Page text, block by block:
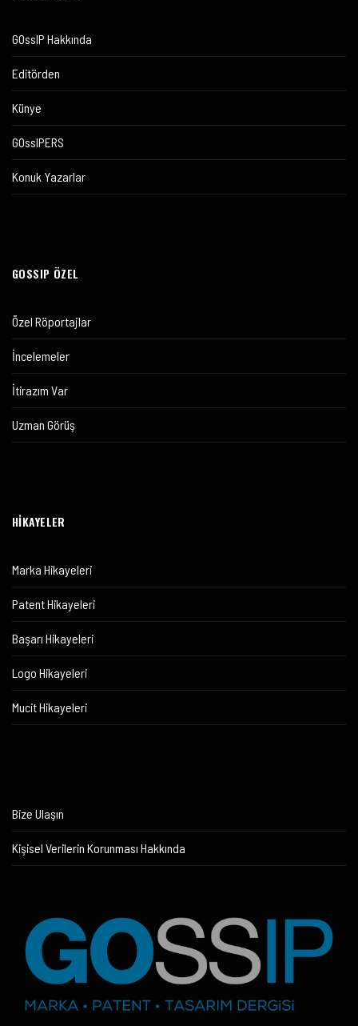
GOssIP Hakkında
Editörden
Künye
GOssIPERS
Konuk Yazarlar
GOSSIP ÖZEL
Özel Röportajlar
İncelemeler
İtirazım Var
Uzman Görüş
HİKAYELER
Marka Hikayeleri
Patent Hikayeleri
Başarı Hikayeleri
Logo Hikayeleri
Mucit Hikayeleri
Bize Ulaşın
Kişisel Verilerin Korunması Hakkında